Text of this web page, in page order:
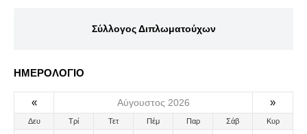
Σύλλογος Διπλωματούχων
ΗΜΕΡΟΛΟΓΙΟ
« Αύγουστος 2026 »
Δευ Τρί Τετ Πέμ Παρ Σάβ Κυρ